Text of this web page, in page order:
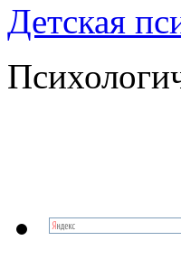
Детская